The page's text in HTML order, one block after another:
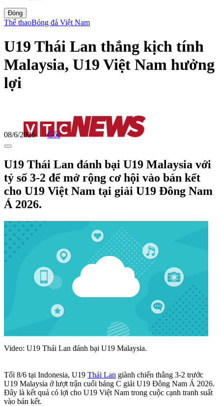
Đóng
Thể thaoBóng đá Việt Nam
U19 Thái Lan thắng kịch tính
Malaysia, U19 Việt Nam hưởng
lợi
08/6/2026 Gốc
U19 Thái Lan đánh bại U19 Malaysia với
tỷ số 3-2 để mở rộng cơ hội vào bán kết
cho U19 Việt Nam tại giải U19 Đông Nam
Á 2026.
Video: U19 Thái Lan đánh bại U19 Malaysia.
Tối 8/6 tại Indonesia, U19 Thái Lan giành chiến thắng 3-2 trước
U19 Malaysia ở lượt trận cuối bảng C giải U19 Đông Nam Á 2026.
Đây là kết quả có lợi cho U19 Việt Nam trong cuộc cạnh tranh suất
vào bán kết.